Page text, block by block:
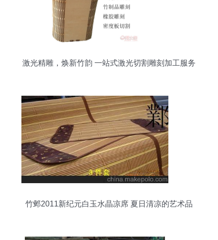
激光精雕，焕新竹韵 一站式激光切割雕刻加工服务
竹邺2011新纪元白玉水晶凉席 夏日清凉的艺术品